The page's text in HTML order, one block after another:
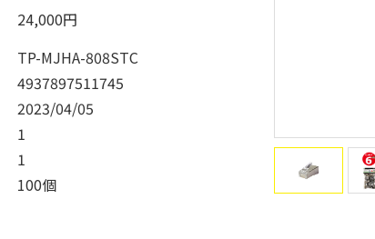
24,000円
TP-MJHA-808STC
4937897511745
2023/04/05
1
1
100個